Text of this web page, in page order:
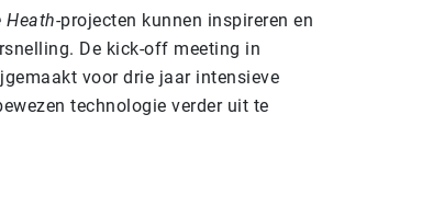
Heath-projecten kunnen inspireren en
De kick-off meeting in
voor drie jaar intensieve
technologie verder uit te